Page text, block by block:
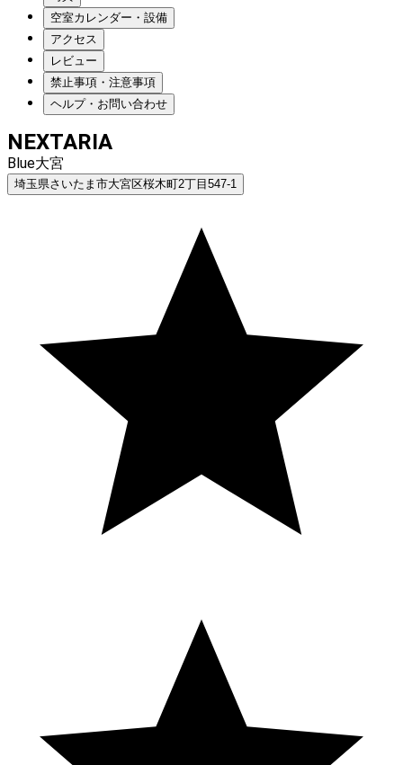
空室カレンダー・設備
アクセス
レビュー
禁止事項・注意事項
ヘルプ・お問い合わせ
NEXTARIA
Blue大宮
埼玉県さいたま市大宮区桜木町2丁目547-1